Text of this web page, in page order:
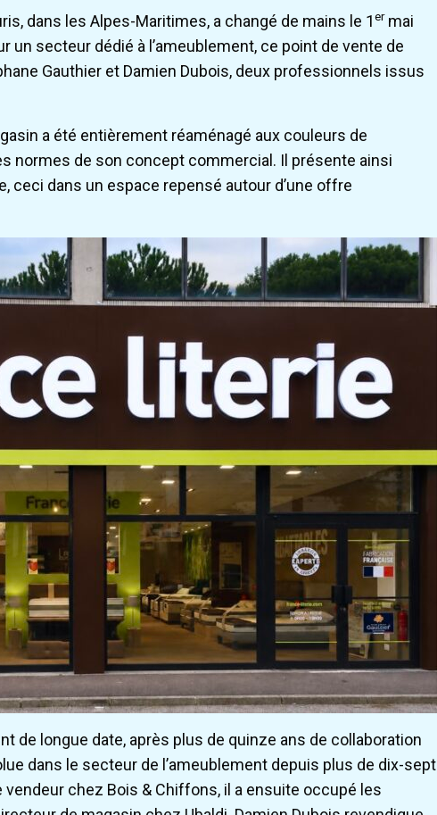
dans les Alpes-Maritimes, a changé de mains le 1ermai
un secteur dédié à l’ameublement, ce point de vente de
Gauthier et Damien Dubois, deux professionnels issus
a été entièrement réaménagé aux couleurs de
normes de son concept commercial. Il présente ainsi
ceci dans un espace repensé autour d’une offre
de longue date, après plus de quinze ans de collaboration
dans le secteur de l’ameublement depuis plus de dix-sept
chez Bois & Chiffons, il a ensuite occupé les